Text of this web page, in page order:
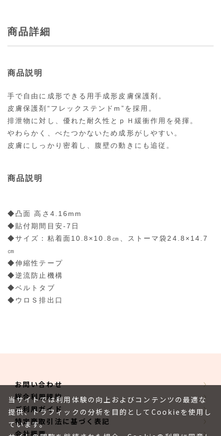
商品詳細
商品説明
手で自由に成形できる用手成形皮膚保護剤。
皮膚保護剤“フレックステンドm”を採用。
排泄物に対し、優れた耐久性とｐＨ緩衝作用を発揮。
やわらかく、べたつかないため成形がしやすい。
皮膚にしっかり密着し、腹壁の動きにも追従。
商品説明
◆凸面 高さ4.16mm
◆貼付期間目安-7日
◆サイズ：粘着面10.8×10.8㎝、ストーマ袋24.8×14.7
㎝
◆伸縮性テープ
◆逆流防止機構
◆ベルトタブ
◆ウロＳ排出口
お問い合わせ
総合利用規約
ご利用ガイド
特定商取引法に基づく表記
会社概要
当サイトでは利用体験の向上およびコンテンツの最適な
提供、トラフィックの分析を目的としてCookieを使用し
ています。